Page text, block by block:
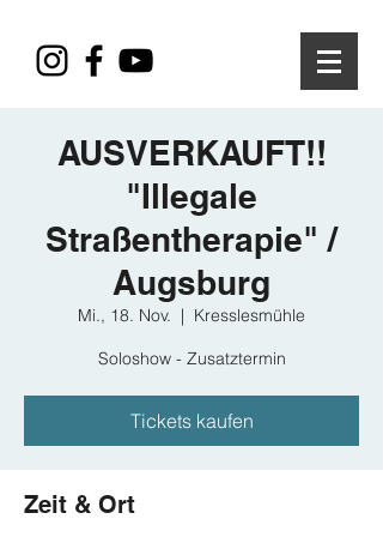
AUSVERKAUFT!!
"Illegale
Straßentherapie" /
Augsburg
Mi., 18. Nov.
  |
Kresslesmühle
Soloshow - Zusatztermin
Tickets kaufen
Zeit & Ort